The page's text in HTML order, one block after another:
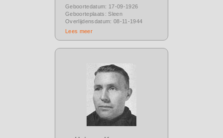
Geboortedatum: 17-09-1926
Geboorteplaats: Sleen
Overlijdensdatum: 08-11-1944
Lees meer